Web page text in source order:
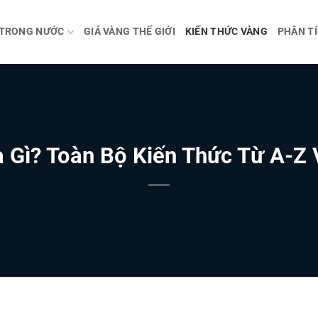
NƯỚC GIÁ VÀNG THẾ GIỚI KIẾN THỨC VÀNG PHÂN
Gì? Toàn Bộ Kiến Thức Từ A-Z